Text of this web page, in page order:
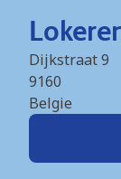
Dijkstraat 9
9160
Belgie